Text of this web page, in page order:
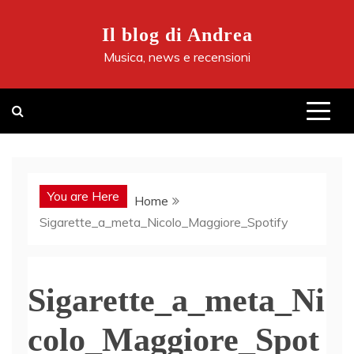
Il blog di Andrea
Musica, news e recensioni
You are Here
Home
Sigarette_a_meta_Nicolo_Maggiore_Spotify
Sigarette_a_meta_Ni
colo_Maggiore_Spot